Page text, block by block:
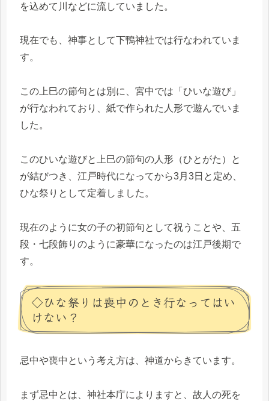
を込めて川などに流していました。
現在でも、神事として下鴨神社では行なわれていま
す。
この上巳の節句とは別に、宮中では「ひいな遊び」
が行なわれており、紙で作られた人形で遊んでいま
した。
このひいな遊びと上巳の節句の人形（ひとがた）と
が結びつき、江戸時代になってから3月3日と定め、
ひな祭りとして定着しました。
現在のように女の子の初節句として祝うことや、五
段・七段飾りのように豪華になったのは江戸後期で
す。
◇ひな祭りは喪中のとき行なってはい
けない？
忌中や喪中という考え方は、神道からきています。
まず忌中とは、神社本庁によりますと、故人の死を